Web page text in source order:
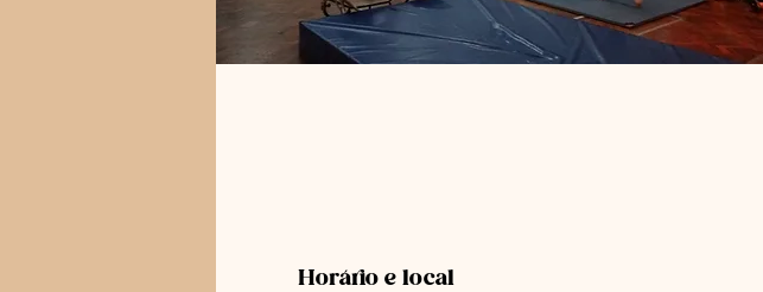
Horário e local